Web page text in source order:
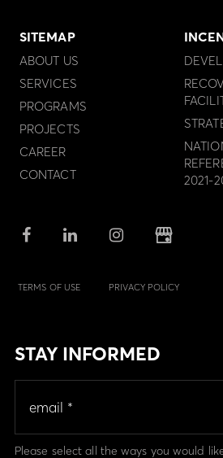
SITEMAP
ABOUT US
SERVICES
PROGRAMS
PROJECTS
CAREER
CONTACT
2021-
TERMS OF USE PRIVACY POLICY
STAY INFORMED
Please select all the ways you would